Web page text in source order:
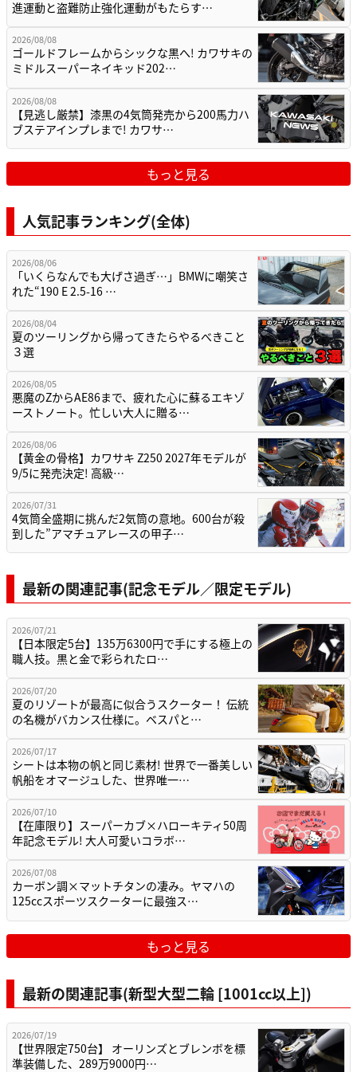
進運動と盗難防止強化運動がもたらす…
2026/08/08
ゴールドフレームからシックな黒へ! カワサキの
ミドルスーパーネイキッド202…
2026/08/08
【見逃し厳禁】漆黒の4気筒発売から200馬力ハ
ブステアインプレまで! カワサ…
もっと見る
人気記事ランキング(全体)
2026/08/06
「いくらなんでも大げさ過ぎ…」BMWに嘲笑さ
れた“190 E 2.5-16 …
2026/08/04
夏のツーリングから帰ってきたらやるべきこと
３選
2026/08/05
悪魔のZからAE86まで、疲れた心に蘇るエキゾ
ーストノート。忙しい大人に贈る…
2026/08/06
【黄金の骨格】カワサキ Z250 2027年モデルが
9/5に発売決定! 高級…
2026/07/31
4気筒全盛期に挑んだ2気筒の意地。600台が殺
到した”アマチュアレースの甲子…
最新の関連記事(記念モデル／限定モデル)
2026/07/21
【日本限定5台】135万6300円で手にする極上の
職人技。黒と金で彩られたロ…
2026/07/20
夏のリゾートが最高に似合うスクーター！ 伝統
の名機がバカンス仕様に。ベスパと…
2026/07/17
シートは本物の帆と同じ素材! 世界で一番美しい
帆船をオマージュした、世界唯一…
2026/07/10
【在庫限り】スーパーカブ×ハローキティ50周
年記念モデル! 大人可愛いコラボ…
2026/07/08
カーボン調×マットチタンの凄み。ヤマハの
125ccスポーツスクーターに最強ス…
もっと見る
最新の関連記事(新型大型二輪 [1001cc以上])
2026/07/19
【世界限定750台】 オーリンズとブレンボを標
準装備した、289万9000円…